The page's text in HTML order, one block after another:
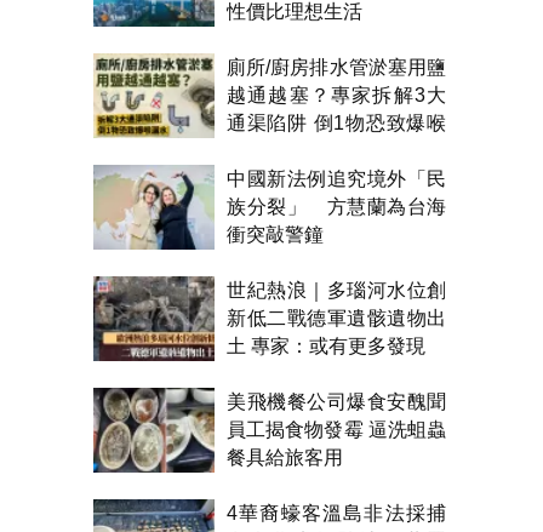
性價比理想生活
廁所/廚房排水管淤塞用鹽
越通越塞？專家拆解3大
通渠陷阱 倒1物恐致爆喉
中國新法例追究境外「民
族分裂」 方慧蘭為台海
衝突敲警鐘
世紀熱浪｜多瑙河水位創
新低二戰德軍遺骸遺物出
土 專家：或有更多發現
美飛機餐公司爆食安醜聞
員工揭食物發霉 逼洗蛆蟲
餐具給旅客用
4華裔蠔客溫島非法採捕